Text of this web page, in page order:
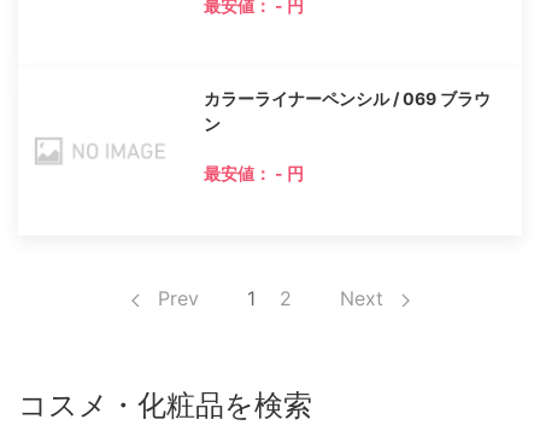
最安値： - 円
カラーライナーペンシル / 069 ブラウ
ン
最安値： - 円
Prev 1 2 Next
コスメ・化粧品を検索